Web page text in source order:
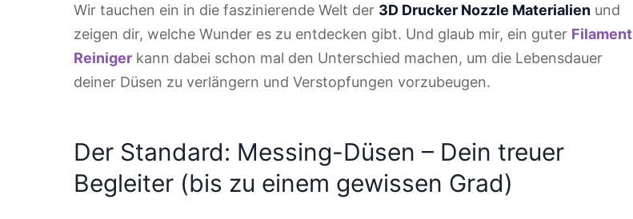
Wir tauchen ein in die faszinierende Welt der 3D Drucker Nozzle Materialien und
zeigen dir, welche Wunder es zu entdecken gibt. Und glaub mir, ein guter Filament
Reiniger kann dabei schon mal den Unterschied machen, um die Lebensdauer
deiner Düsen zu verlängern und Verstopfungen vorzubeugen.
Der Standard: Messing-Düsen – Dein treuer
Begleiter (bis zu einem gewissen Grad)